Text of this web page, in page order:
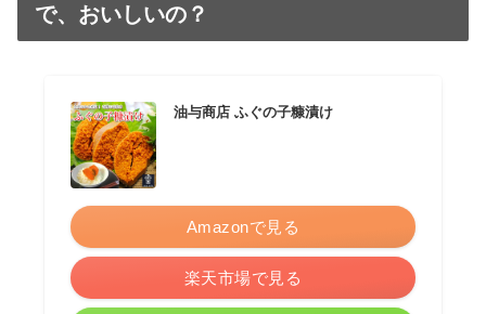
で、おいしいの？
油与商店 ふぐの子糠漬け
Amazonで見る
楽天市場で見る